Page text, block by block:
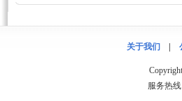
关于我们
服务热